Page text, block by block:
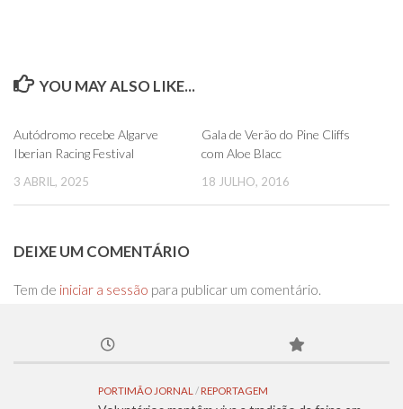
YOU MAY ALSO LIKE...
Autódromo recebe Algarve
Iberian Racing Festival
3 ABRIL, 2025
Gala de Verão do Pine Cliffs
com Aloe Blacc
18 JULHO, 2016
DEIXE UM COMENTÁRIO
Tem de iniciar a sessão para publicar um comentário.
PORTIMÃO JORNAL / REPORTAGEM